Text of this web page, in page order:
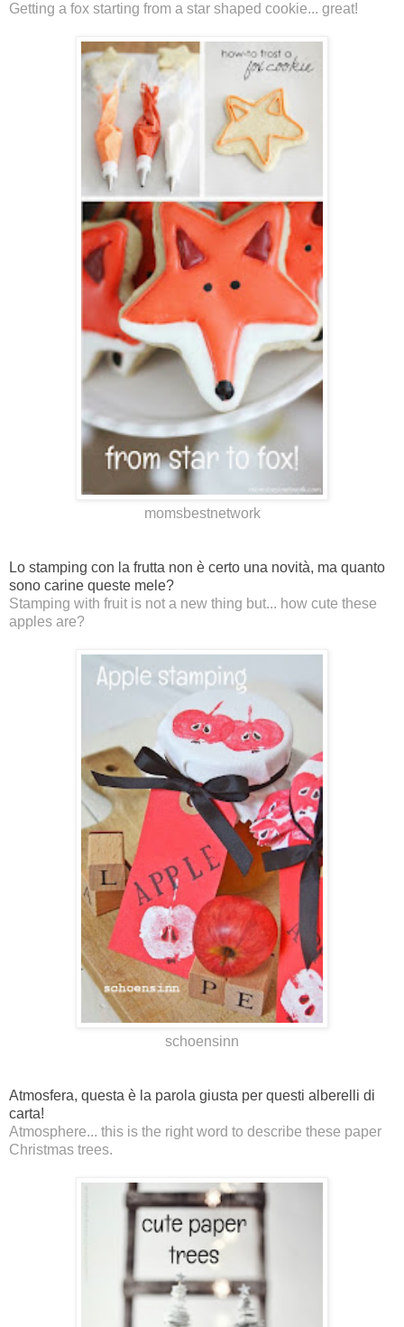
Getting a fox starting from a star shaped cookie... great!
momsbestnetwork
Lo stamping con la frutta non è certo una novità, ma quanto
sono carine queste mele?
Stamping with fruit is not a new thing but... how cute these
apples are?
schoensinn
Atmosfera, questa è la parola giusta per questi alberelli di
carta!
Atmosphere... this is the right word to describe these paper
Christmas trees.